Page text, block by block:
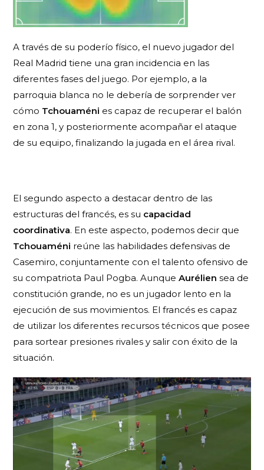
A través de su poderío físico, el nuevo jugador del
Real Madrid tiene una gran incidencia en las
diferentes fases del juego. Por ejemplo, a la
parroquia blanca no le debería de sorprender ver
cómo Tchouaméni es capaz de recuperar el balón
en zona 1, y posteriormente acompañar el ataque
de su equipo, finalizando la jugada en el área rival.
El segundo aspecto a destacar dentro de las
estructuras del francés, es su capacidad
coordinativa. En este aspecto, podemos decir que
Tchouaméni reúne las habilidades defensivas de
Casemiro, conjuntamente con el talento ofensivo de
su compatriota Paul Pogba. AunqueAuréliensea de
constitución grande, no es un jugador lento en la
ejecución de sus movimientos. El francés es capaz
de utilizar los diferentes recursos técnicos que posee
para sortear presiones rivales y salir con éxito de la
situación.